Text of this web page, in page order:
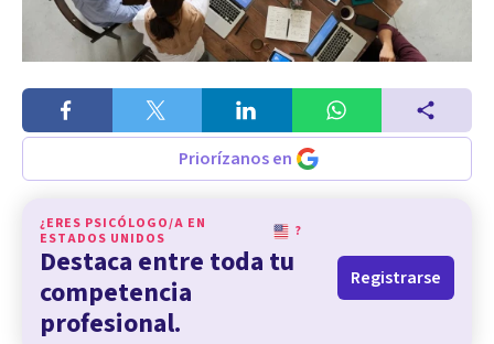
Priorízanos en
¿ERES PSICÓLOGO/A EN
ESTADOS UNIDOS
?
Destaca entre toda tu
competencia
profesional.
Registrarse